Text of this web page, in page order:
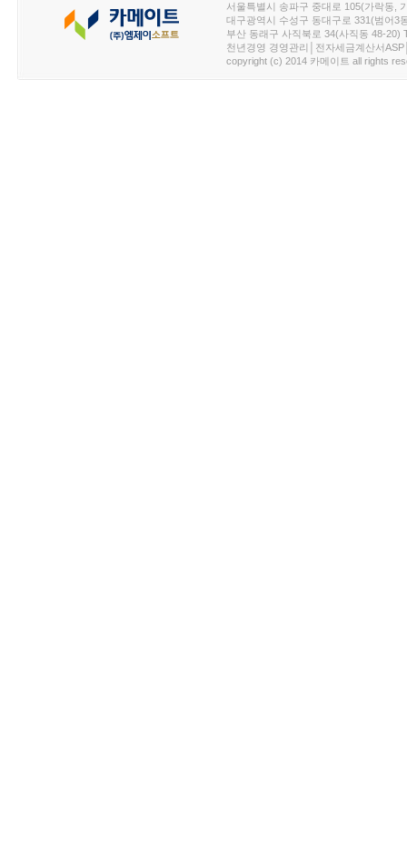
서울특별시 송파구 중대로 105(가락동,
대구광역시 수성구 동대구로 331(범어3
부산 동래구 사직북로 34(사직동 48-20)
천년경영 경영관리│전자세금계산서
copyright (c) 2014 카메이트 all rights